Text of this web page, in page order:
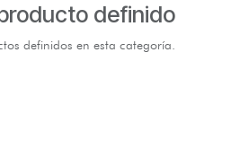
definido
definidos en esta categoría.